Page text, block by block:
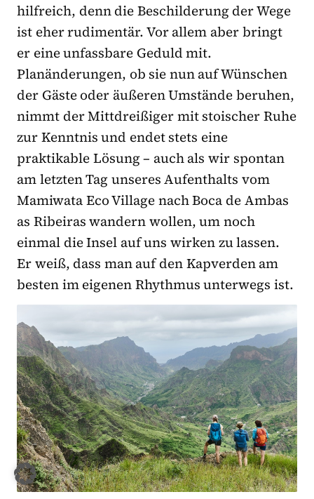
hilfreich, denn die Beschilderung der Wege
ist eher rudimentär. Vor allem aber bringt
er eine unfassbare Geduld mit.
Planänderungen, ob sie nun auf Wünschen
der Gäste oder äußeren Umstände beruhen,
nimmt der Mittdreißiger mit stoischer Ruhe
zur Kenntnis und endet stets eine
praktikable Lösung – auch als wir spontan
am letzten Tag unseres Aufenthalts vom
Mamiwata Eco Village nach Boca de Ambas
as Ribeiras wandern wollen, um noch
einmal die Insel auf uns wirken zu lassen.
Er weiß, dass man auf den Kapverden am
besten im eigenen Rhythmus unterwegs ist.